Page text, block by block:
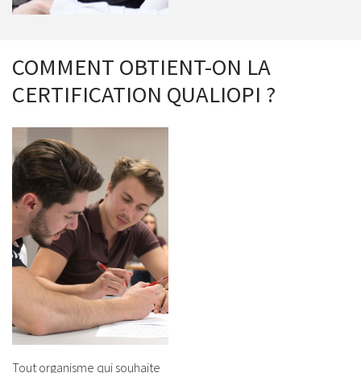
COMMENT OBTIENT-ON LA
CERTIFICATION QUALIOPI ?
Tout organisme qui souhaite